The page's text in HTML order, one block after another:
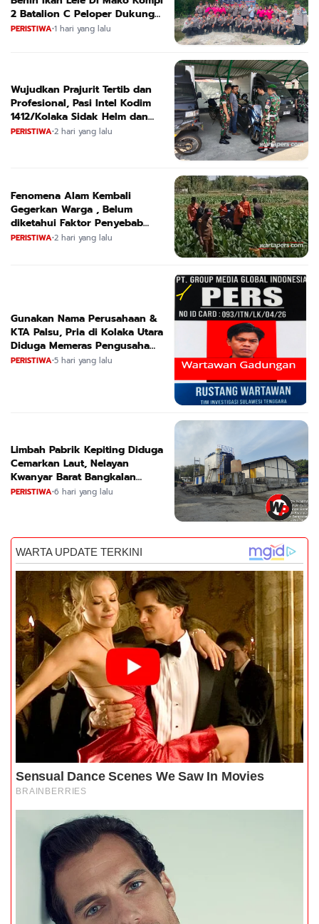
2 Batalion C Peloper Dukung
ketahanan Pangan Nasional
PERISTIWA•1 hari yang lalu
Wujudkan Prajurit Tertib dan
Profesional, Pasi Intel Kodim
1412/Kolaka Sidak Helm dan
Kendaraan
PERISTIWA•2 hari yang lalu
Fenomena Alam Kembali
Gegerkan Warga , Belum
diketahui Faktor Penyebab
Suara
PERISTIWA•2 hari yang lalu
Gunakan Nama Perusahaan &
KTA Palsu, Pria di Kolaka Utara
Diduga Memeras Pengusaha
Tambang dan Minyak
PERISTIWA•5 hari yang lalu
Limbah Pabrik Kepiting Diduga
Cemarkan Laut, Nelayan
Kwanyar Barat Bangkalan
Desak DLH Turun Tangan
PERISTIWA•6 hari yang lalu